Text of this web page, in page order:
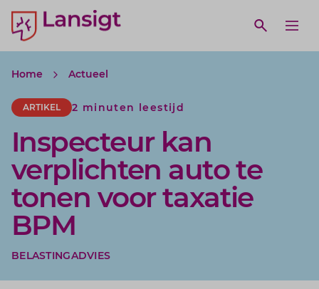
Lansigt Accountants logo
Open
search website
Home Actueel
ARTIKEL 2 minuten leestijd
Inspecteur kan
verplichten auto te
tonen voor taxatie
BPM
BELASTINGADVIES